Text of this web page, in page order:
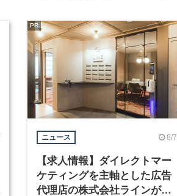
ニュース 8/7
【求人情報】ダイレクトマー
ケティングを主軸とした広告
代理店の株式会社ラインが、
PR